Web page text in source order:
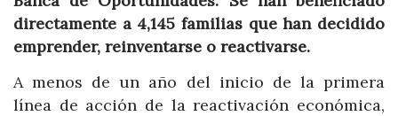
directamente a 4,145 familias que han decidido
emprender, reinventarse o reactivarse.
A menos de un año del inicio de la primera
línea de acción de la reactivación económica,